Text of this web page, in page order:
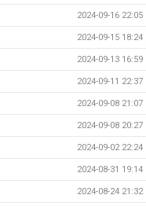
2024-09-16 22:05
2024-09-15 18:24
2024-09-13 16:59
2024-09-11 22:37
2024-09-08 21:07
2024-09-08 20:27
2024-09-02 22:24
2024-08-31 19:14
2024-08-24 21:32